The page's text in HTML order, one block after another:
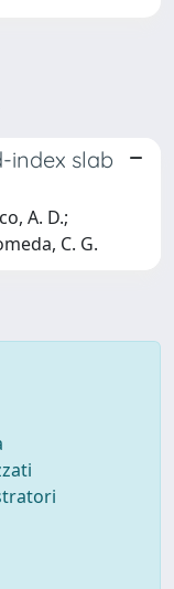
index slab
A. D.;
C. G.